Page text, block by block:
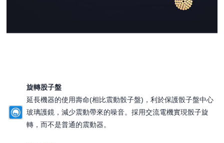
旋轉股子盤
延長機器的使用壽命(相比震動骰子盤)，利於保護骰子盤中心
玻璃護鏡，減少震動帶來的噪音。採用交流電機實現骰子旋
轉，而不是普通的震動器。